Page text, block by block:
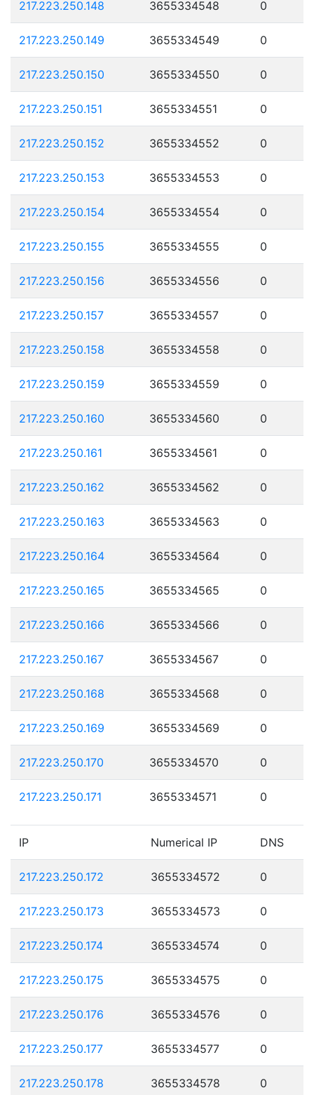
217.223.250.148 3655334548 0
217.223.250.149 3655334549 0
217.223.250.150 3655334550 0
217.223.250.151 3655334551 0
217.223.250.152 3655334552 0
217.223.250.153 3655334553 0
217.223.250.154 3655334554 0
217.223.250.155 3655334555 0
217.223.250.156 3655334556 0
217.223.250.157 3655334557 0
217.223.250.158 3655334558 0
217.223.250.159 3655334559 0
217.223.250.160 3655334560 0
217.223.250.161 3655334561 0
217.223.250.162 3655334562 0
217.223.250.163 3655334563 0
217.223.250.164 3655334564 0
217.223.250.165 3655334565 0
217.223.250.166 3655334566 0
217.223.250.167 3655334567 0
217.223.250.168 3655334568 0
217.223.250.169 3655334569 0
217.223.250.170 3655334570 0
217.223.250.171 3655334571 0
IP Numerical IP DNS
217.223.250.172 3655334572 0
217.223.250.173 3655334573 0
217.223.250.174 3655334574 0
217.223.250.175 3655334575 0
217.223.250.176 3655334576 0
217.223.250.177 3655334577 0
217.223.250.178 3655334578 0